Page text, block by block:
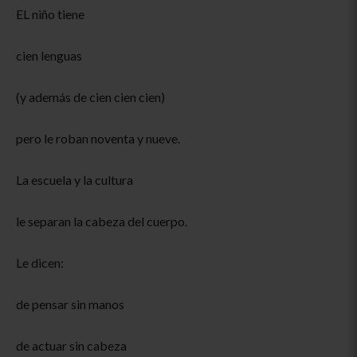
EL niño tiene
cien lenguas
(y además de cien cien cien)
pero le roban noventa y nueve.
La escuela y la cultura
le separan la cabeza del cuerpo.
Le dicen:
de pensar sin manos
de actuar sin cabeza